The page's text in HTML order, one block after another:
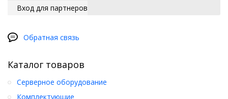
Вход для партнеров
Обратная связь
Каталог товаров
Серверное оборудование
Комплектующие